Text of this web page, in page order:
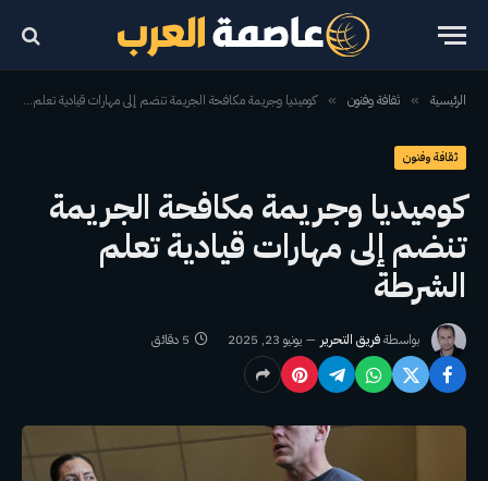
الرئيسية » ثقافة وفنون » كوميديا ​​وجريمة مكافحة الجريمة تنضم إلى مهارات قيادية تعلم الشرطة
ثقافة وفنون
كوميديا ​​وجريمة مكافحة الجريمة
تنضم إلى مهارات قيادية تعلم
الشرطة
بواسطةفريق التحرير يونيو 23, 2025 5 دقائق